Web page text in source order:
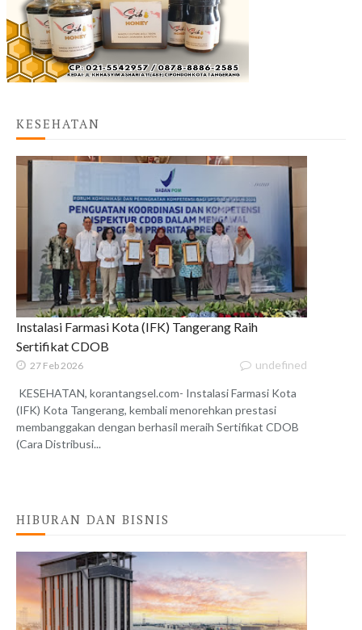
KESEHATAN
Instalasi Farmasi Kota (IFK) Tangerang Raih
Sertifikat CDOB
27 Feb 2026 undefined
KESEHATAN, korantangsel.com- Instalasi Farmasi Kota
(IFK) Kota Tangerang, kembali menorehkan prestasi
membanggakan dengan berhasil meraih Sertifikat CDOB
(Cara Distribusi...
HIBURAN DAN BISNIS